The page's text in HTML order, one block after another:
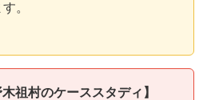
。
祖村のケーススタディ】